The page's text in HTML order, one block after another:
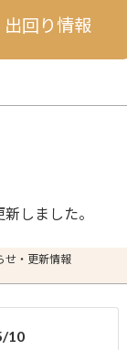
出回り情報
しました。
・更新情報
10